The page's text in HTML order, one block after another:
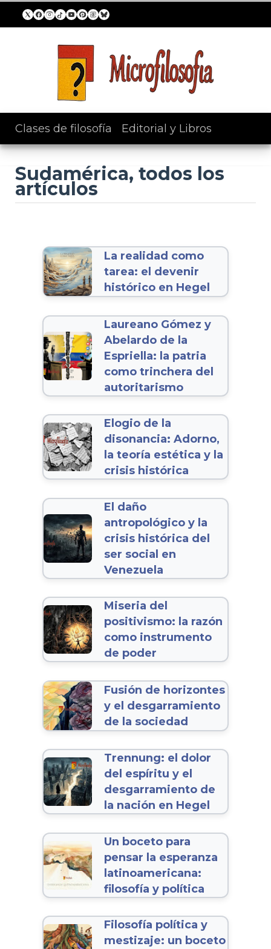
Clases de filosofía Editorial y Libros
Sudamérica, todos los
artículos
La realidad como
tarea: el devenir
histórico en Hegel
Laureano Gómez y
Abelardo de la
Espriella: la patria
como trinchera del
autoritarismo
Elogio de la
disonancia: Adorno,
la teoría estética y la
crisis histórica
El daño
antropológico y la
crisis histórica del
ser social en
Venezuela
Miseria del
positivismo: la razón
como instrumento
de poder
Fusión de horizontes
y el desgarramiento
de la sociedad
Trennung: el dolor
del espíritu y el
desgarramiento de
la nación en Hegel
Un boceto para
pensar la esperanza
latinoamericana:
filosofía y política
Filosofía política y
mestizaje: un boceto